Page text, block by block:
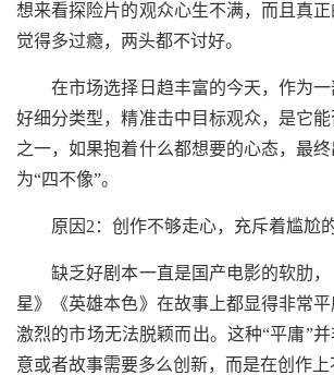
想来看探险片的观众心生不满，而且真
觉得多过瘾，两头都不讨好。
在市场选择日趋丰富的今天，作为一
好细分类型，精准击中目标观众，是它
之一，如果抱着什么都想要的心态，最
为“四不像”。
原因2：创作不够走心，充斥着尴尬
缺乏好剧本一直是国产电影的软肋，
星》《英雄本色》在故事上都显得非常
激烈的市场无法脱颖而出。这种“平庸”
意或者故事需要多么创新，而是在创作上